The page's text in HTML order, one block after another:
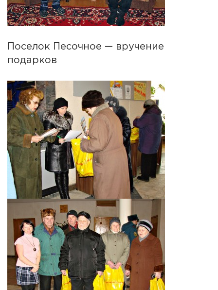
Поселок Песочное — вручение
подарков